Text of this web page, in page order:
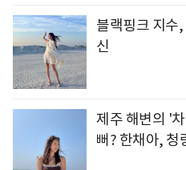
블랙핑크 지수
신
제주 해변의 '
뻐? 한채아, 청